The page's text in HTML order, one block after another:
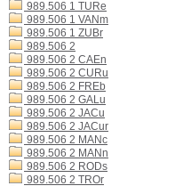
989.506 1 TURe
989.506 1 VANm
989.506 1 ZUBr
989.506 2
989.506 2 CAEn
989.506 2 CURu
989.506 2 FREb
989.506 2 GALu
989.506 2 JACu
989.506 2 JACur
989.506 2 MANc
989.506 2 MANn
989.506 2 RODs
989.506 2 TROr